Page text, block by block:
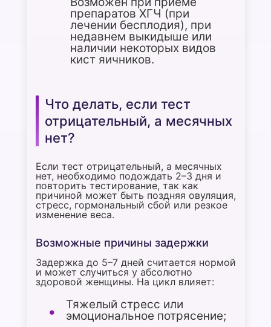
препаратов ХГЧ (при
лечении бесплодия), при
недавнем выкидыше или
наличии некоторых видов
кист яичников.
Что делать, если тест
отрицательный, а месячных
нет?
Если тест отрицательный, а месячных
нет, необходимо подождать 2–3 дня и
повторить тестирование, так как
причиной может быть поздняя овуляция,
стресс, гормональный сбой или резкое
изменение веса.
Возможные причины задержки
Задержка до 5–7 дней считается нормой
и может случиться у абсолютно
здоровой женщины. На цикл влияет:
Тяжелый стресс или
эмоциональное потрясение;